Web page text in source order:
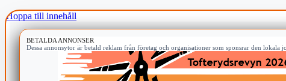
Hoppa till innehåll
BETALDA ANNONSER
Dessa annonsytor är betald reklam från företag och organisationer som sponsrar den lokala